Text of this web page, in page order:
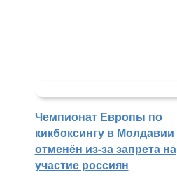
Чемпионат Европы по
кикбоксингу в Молдавии
отменён из-за запрета на
участие россиян